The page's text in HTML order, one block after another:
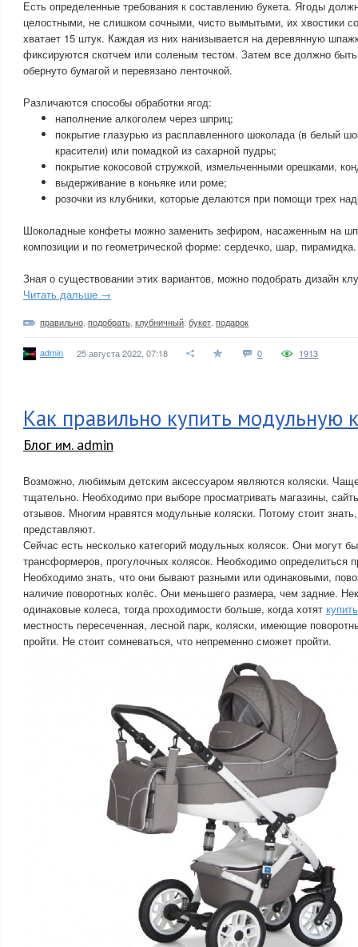
Есть определенные требования к составлению букета. Ягоды
целостными, не слишком сочными, чисто вымытыми, их хвостики
хватает 15 штук. Каждая из них нанизывается на деревянную
фиксируются скотчем или соленым тестом. Затем все должно быть
обернуто бумагой и перевязано ленточкой.
Различаются способы обработки ягод:
наполнение алкоголем через шприц;
покрытие глазурью из расплавленного шоколада (в белый
красители) или помадкой из сахарной пудры;
покрытие кокосовой стружкой, измельченными орешками,
выдерживание в коньяке или роме;
розочки из клубники, которые делаются при помощи трех
Шоколадные конфеты можно заменить зефиром, насаженным на
композиции и по геометрической форме: сердечко, шар, пирамидка.
Зная о существовании этих вариантов, можно подобрать дизайн
Читать дальше →
правильно подобрать клубничный букет подарок
admin 25 августа 2022, 07:18 0 1913
Как правильно купить модульную
Блог им. admin
Возможно, любимым детским аксессуаром являются коляски.
тщательно. Необходимо при выборе просматривать магазины,
отзывов. Многим нравятся модульные коляски. Потому стоит
представляют.
Сейчас есть несколько категорий модульных колясок. Они могут
трансформеров, прогулочных колясок. Необходимо определиться
Необходимо знать, что они бывают разными или одинаковыми,
наличие поворотных колёс. Они меньшего размера, чем задние.
одинаковые колеса, тогда проходимости больше, когда хотят
местность пересеченная, лесной парк, коляски, имеющие
пройти. Не стоит сомневаться, что непременно сможет пройти.